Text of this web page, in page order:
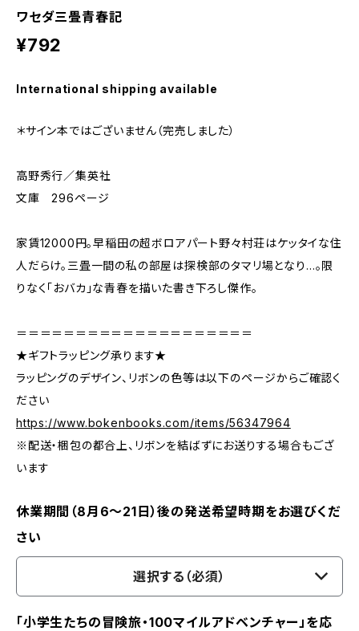
ワセダ三畳青春記
¥792
International shipping available
＊サイン本ではございません（完売しました）
高野秀行／集英社
文庫 296ページ
家賃12000円。早稲田の超ボロアパート野々村荘はケッタイな住
人だらけ。三畳一間の私の部屋は探検部のタマリ場となり…。限
りなく「おバカ」な青春を描いた書き下ろし傑作。
＝＝＝＝＝＝＝＝＝＝＝＝＝＝＝＝＝＝＝＝
★ギフトラッピング承ります★
ラッピングのデザイン、リボンの色等は以下のページからご確認く
ださい
https://www.bokenbooks.com/items/56347964
※配送・梱包の都合上、リボンを結ばずにお送りする場合もござ
います
休業期間（8月6〜21日）後の発送希望時期をお選びくだ
さい
選択する（必須）
「小学生たちの冒険旅・100マイルアドベンチャー」を応